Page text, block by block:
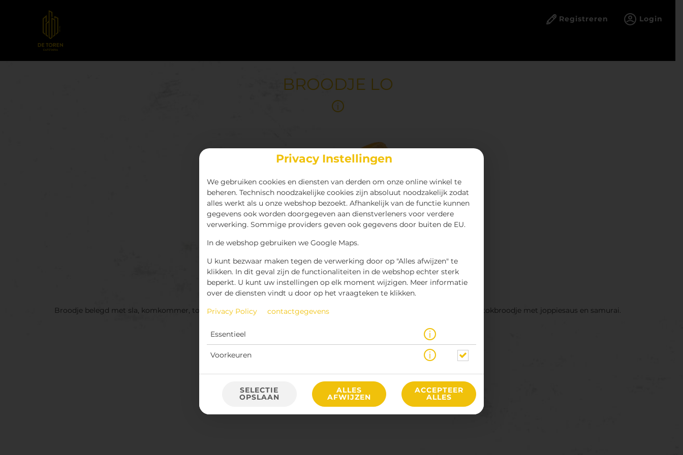
Privacy Instellingen
We gebruiken cookies en diensten van derden om onze online winkel te
beheren. Technisch noodzakelijke cookies zijn absoluut noodzakelijk zodat
alles werkt als u onze webshop bezoekt. Afhankelijk van de functie kunnen
gegevens ook worden doorgegeven aan dienstverleners voor verdere
verwerking. Sommige providers geven ook gegevens door buiten de EU.
In de webshop gebruiken we Google Maps.
U kunt bezwaar maken tegen de verwerking door op "Alles afwijzen" te
klikken. In dit geval zijn de functionaliteiten in de webshop echter sterk
beperkt. U kunt uw instellingen op elk moment wijzigen. Meer informatie
over de diensten vindt u door op het vraagteken te klikken.
Privacy Policy contactgegevens
Essentieel
Voorkeuren
SELECTIE
OPSLAAN
ALLES
AFWIJZEN
ACCEPTEER
ALLES
Registreren Login
BROODJE LO
Broodje belegd met sla, komkommer, tomaat en een mexicano met gesmolten cheddar. Standaard geserveerd op een stokbroodje met joppiesaus en samurai.
* Door lokale acties kunnen prijzen per winkel afwijken.